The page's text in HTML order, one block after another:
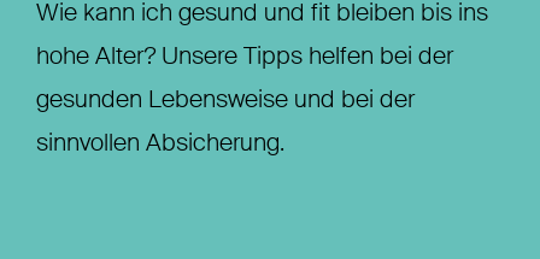
Nachhaltigkeit
Magazin
Wie kann ich gesund und fit bleiben bis ins
hohe Alter? Unsere Tipps helfen bei der
gesunden Lebensweise und bei der
sinnvollen Absicherung.